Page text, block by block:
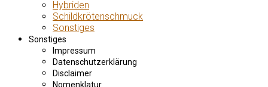
Hybriden
Schildkrötenschmuck
Sonstiges
Sonstiges
Impressum
Datenschutzerklärung
Disclaimer
Nomenklatur